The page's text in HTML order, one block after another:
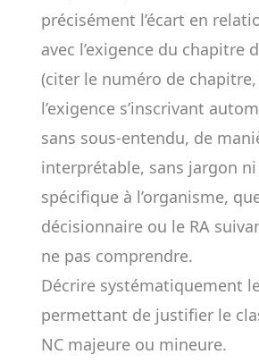
précisément l’écart en
avec l’exigence du chapitre
(citer le numéro de chapitre,
l’exigence s’inscrivant
sans sous-entendu, de
interprétable, sans jargon
spécifique à l’organisme,
décisionnaire ou le RA
ne pas comprendre.
Décrire systématiquement
permettant de justifier le
NC majeure ou mineure.